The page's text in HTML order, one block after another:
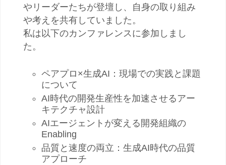
やリーダーたちが登壇し、自身の取り組み
や考えを共有していました。
私は以下のカンファレンスに参加しまし
た。
ペアプロ ×生成AI ：現場での実践と課題
について
AI時代の開発生産性を加速させるアー
キテクチャ設計
AIエージェントが変える開発組織の
Enabling
品質と速度の両立：生成AI時代の品質
アプローチ